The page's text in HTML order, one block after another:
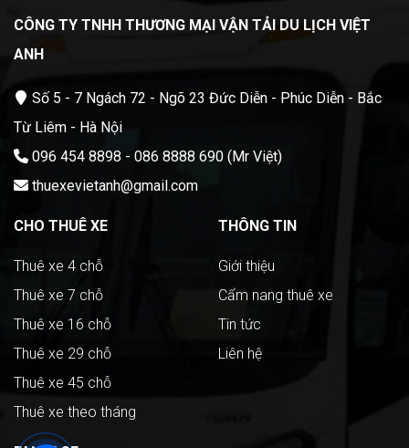
CÔNG TY TNHH THƯƠNG MẠI VẬN TẢI DU LỊCH VIỆT
ANH
Số 5 - 7 Ngách 72 - Ngõ 23 Đức Diễn - Phúc Diễn - Bắc
Từ Liêm - Hà Nội
096 454 8898 - 086 8888 690 (Mr Việt)
thuexevietanh@gmail.com
CHO THUÊ XE
Thuê xe 4 chỗ
Thuê xe 7 chỗ
Thuê xe 16 chỗ
Thuê xe 29 chỗ
Thuê xe 45 chỗ
Thuê xe theo tháng
THÔNG TIN
Giới thiệu
Cẩm nang thuê xe
Tin tức
Liên hệ